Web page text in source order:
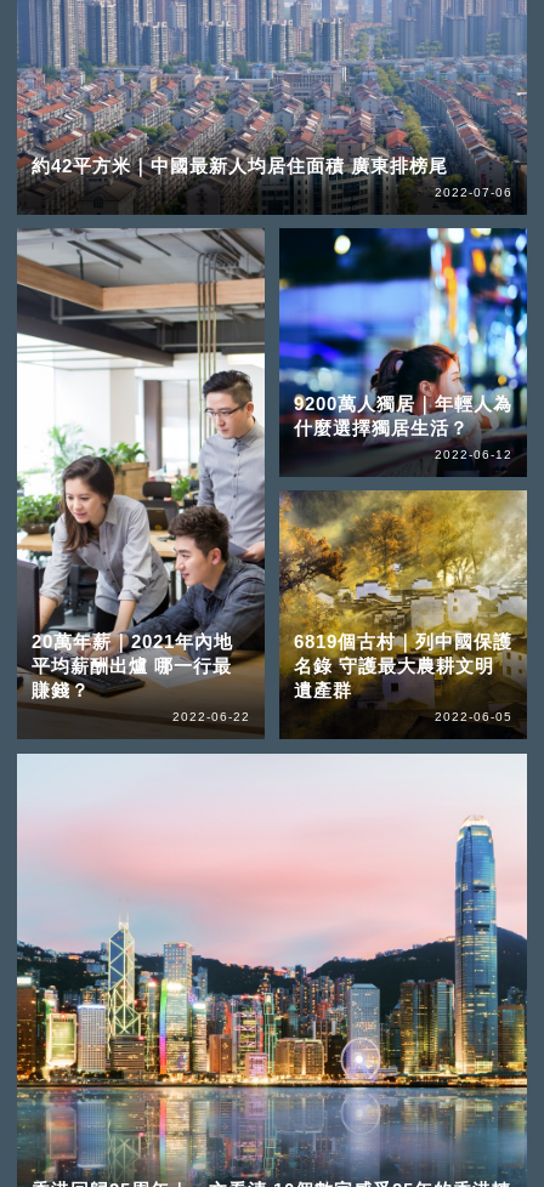
約42平方米｜中國最新人均居住面積 廣東排榜尾
2022-07-06
20萬年薪｜2021年內地
平均薪酬出爐 哪一行最
賺錢？
2022-06-22
9200萬人獨居｜年輕人為
什麼選擇獨居生活？
2022-06-12
6819個古村｜列中國保護
名錄 守護最大農耕文明
遺產群
2022-06-05